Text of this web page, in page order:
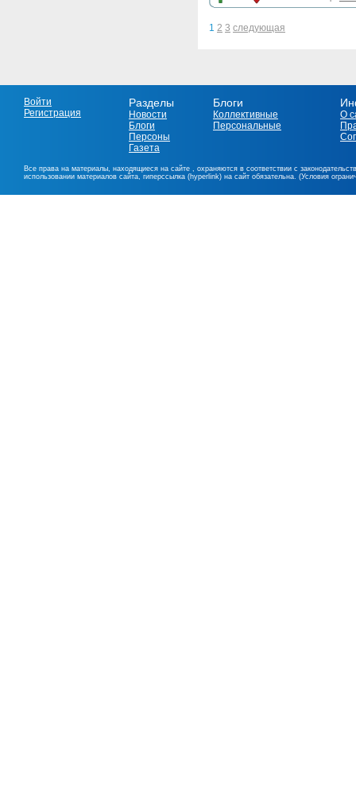
1 2 3 следующая
Войти
Регистрация
Разделы
Новости
Блоги
Персоны
Газета
Блоги
Коллективные
Персональные
О
Все права на материалы, находящиеся на сайте , охраняются в соответствии с
использовании материалов сайта, гиперссылка (hyperlink) на сайт обязательна. (Условия